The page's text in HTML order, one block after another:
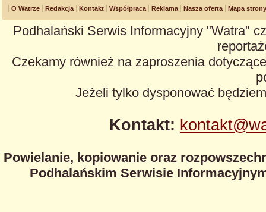
O Watrze Redakcja Kontakt Współpraca Reklama Nasza oferta Mapa strony
Podhalański Serwis Informacyjny "Watra"
Czekamy również na zaproszenia
Jeżeli tylko dysponować
Kontakt:
Powielanie, kopiowanie oraz
Podhalańskim Serwisie